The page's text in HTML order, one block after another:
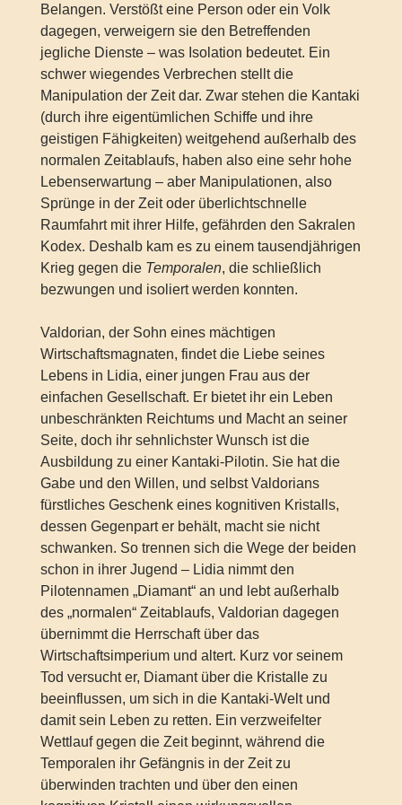
Belangen. Verstößt eine Person oder ein Volk
dagegen, verweigern sie den Betreffenden
jegliche Dienste – was Isolation bedeutet. Ein
schwer wiegendes Verbrechen stellt die
Manipulation der Zeit dar. Zwar stehen die Kantaki
(durch ihre eigentümlichen Schiffe und ihre
geistigen Fähigkeiten) weitgehend außerhalb des
normalen Zeitablaufs, haben also eine sehr hohe
Lebenserwartung – aber Manipulationen, also
Sprünge in der Zeit oder überlichtschnelle
Raumfahrt mit ihrer Hilfe, gefährden den Sakralen
Kodex. Deshalb kam es zu einem tausendjährigen
Krieg gegen die Temporalen, die schließlich
bezwungen und isoliert werden konnten.
Valdorian, der Sohn eines mächtigen
Wirtschaftsmagnaten, findet die Liebe seines
Lebens in Lidia, einer jungen Frau aus der
einfachen Gesellschaft. Er bietet ihr ein Leben
unbeschränkten Reichtums und Macht an seiner
Seite, doch ihr sehnlichster Wunsch ist die
Ausbildung zu einer Kantaki-Pilotin. Sie hat die
Gabe und den Willen, und selbst Valdorians
fürstliches Geschenk eines kognitiven Kristalls,
dessen Gegenpart er behält, macht sie nicht
schwanken. So trennen sich die Wege der beiden
schon in ihrer Jugend – Lidia nimmt den
Pilotennamen „Diamant“ an und lebt außerhalb
des „normalen“ Zeitablaufs, Valdorian dagegen
übernimmt die Herrschaft über das
Wirtschaftsimperium und altert. Kurz vor seinem
Tod versucht er, Diamant über die Kristalle zu
beeinflussen, um sich in die Kantaki-Welt und
damit sein Leben zu retten. Ein verzweifelter
Wettlauf gegen die Zeit beginnt, während die
Temporalen ihr Gefängnis in der Zeit zu
überwinden trachten und über den einen